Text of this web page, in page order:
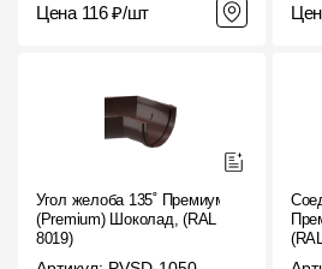
Цена 116 ₽/шт
Угол желоба 135˚ Премиум
(Premium) Шоколад, (RAL
8019)